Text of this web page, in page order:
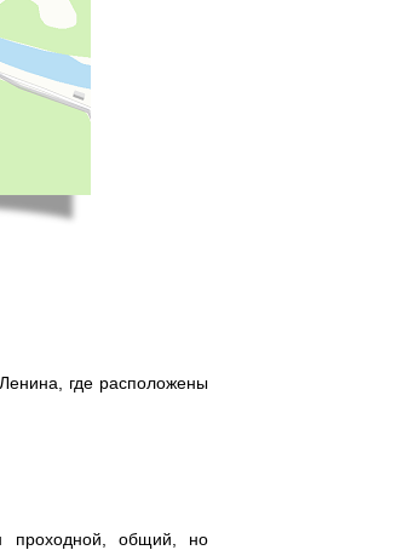
где расположены
проходной, общий, но